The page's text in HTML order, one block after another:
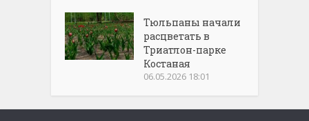
Тюльпаны начали
расцветать в
Триатлон-парке
Костаная
06.05.2026 18:01